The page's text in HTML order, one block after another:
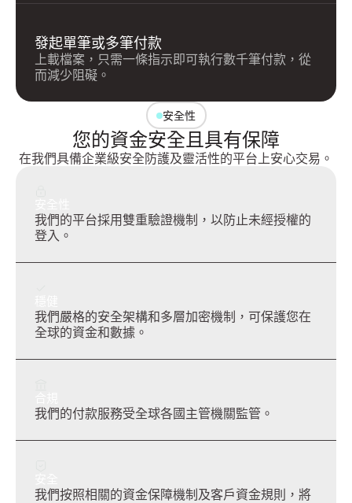
發起單筆或多筆付款
上載檔案，只需一條指示即可執行數千筆付款，從
而減少阻礙。
安全性
您的資金安全且具有保障
在我們具備企業級安全防護及靈活性的平台上安心交易。
我們的平台採用雙重驗證機制，以防止未經授權的
登入。
我們嚴格的安全架構和多層加密機制，可保護您在
全球的資金和數據。
我們的付款服務受全球各國主管機關監管。
我們按照相關的資金保障機制及客戶資金規則，將